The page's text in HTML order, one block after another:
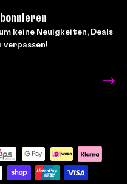
keine Neuigkeiten, Deals
verpassen!